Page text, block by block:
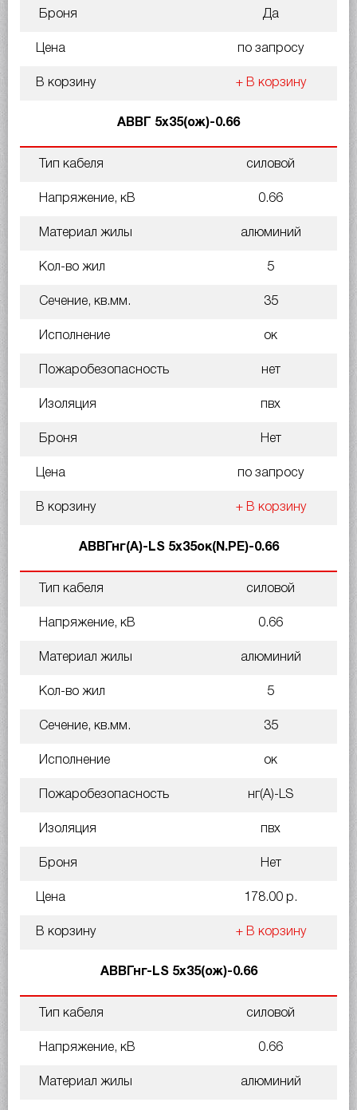
Броня Да
Цена по запросу
В корзину + В корзину
АВВГ 5х35(ож)-0.66
Тип кабеля силовой
Напряжение, кВ 0.66
Материал жилы алюминий
Кол-во жил 5
Сечение, кв.мм. 35
Исполнение ок
Пожаробезопасность нет
Изоляция пвх
Броня Нет
Цена по запросу
В корзину + В корзину
АВВГнг(A)-LS 5х35ок(N.PE)-0.66
Тип кабеля силовой
Напряжение, кВ 0.66
Материал жилы алюминий
Кол-во жил 5
Сечение, кв.мм. 35
Исполнение ок
Пожаробезопасность нг(A)-LS
Изоляция пвх
Броня Нет
Цена 178.00 р.
В корзину + В корзину
АВВГнг-LS 5х35(ож)-0.66
Тип кабеля силовой
Напряжение, кВ 0.66
Материал жилы алюминий